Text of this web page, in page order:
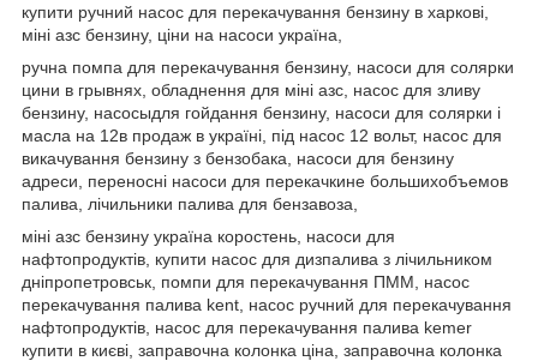
купити ручний насос для перекачування бензину в харкові,
міні азс бензину, ціни на насоси україна,
ручна помпа для перекачування бензину, насоси для солярки
цини в грывнях, обладнення для міні азс, насос для зливу
бензину, насосыдля гойдання бензину, насоси для солярки і
масла на 12в продаж в україні, під насос 12 вольт, насос для
викачування бензину з бензобака, насоси для бензину
адреси, переносні насоси для перекачкине большихобъемов
палива, лічильники палива для бензавоза,
міні азс бензину україна коростень, насоси для
нафтопродуктів, купити насос для дизпалива з лічильником
дніпропетровськ, помпи для перекачування ПММ, насос
перекачування палива kent, насос ручний для перекачування
нафтопродуктів, насос для перекачування палива kemer
купити в києві, заправочна колонка ціна, заправочна колонка